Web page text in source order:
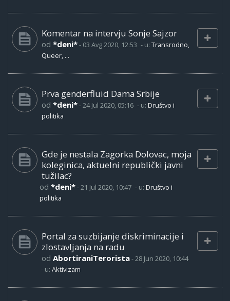
Komentar na intervju Sonje Sajzor
od *deni*- 03 Avg 2020, 12:53 - u: Transrodno,
Queer, ...
Prva genderfluid Dama Srbije
od *deni*-24 Jul 2020, 05:16 - u: Društvo i
politika
Gde je nestala Zagorka Dolovac, moja
koleginica, aktuelni republički javni
tužilac?
od *deni*-21 Jul 2020, 10:47 - u: Društvo i
politika
Portal za suzbijanje diskriminacije i
zlostavljanja na radu
od AbortiraniTerorista-28 Jun 2020, 10:44
- u: Aktivizam